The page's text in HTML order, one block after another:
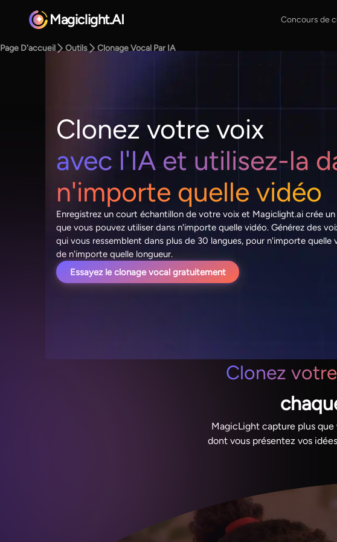
Magiclight.AI Concours de
Page D'accueil Outils Clonage Vocal Par IA
Clonez votre voix
avec l'IA et utilisez-la
n'importe quelle vidéo
Enregistrez un court échantillon de votre voix et Magiclight.ai crée
que vous pouvez utiliser dans n'importe quelle vidéo. Générez des
qui vous ressemblent dans plus de 30 langues, pour n'importe quelle
de n'importe quelle longueur.
Essayez le clonage vocal gratuitement
Clonez
MagicLight capture plus
dont vous présentez vos